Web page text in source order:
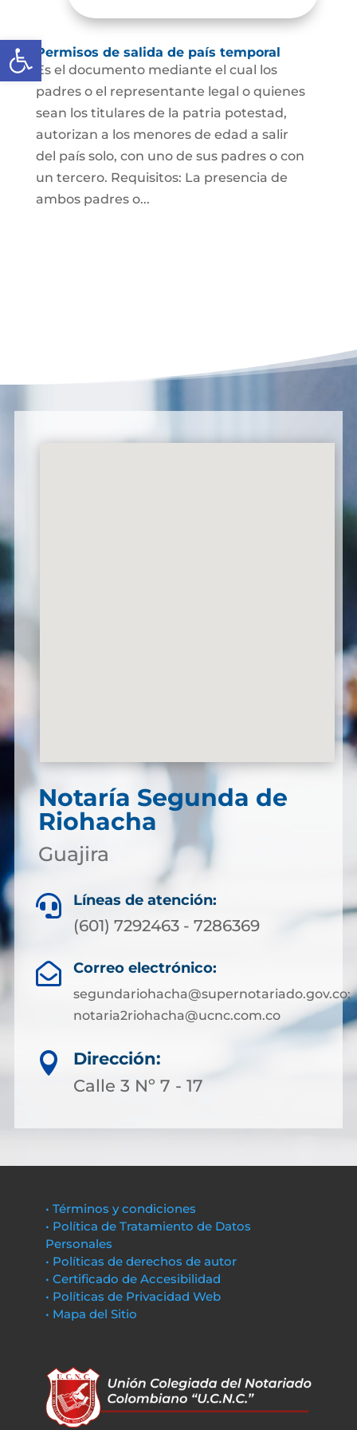
Abrir barra de herramientas
Permisos de salida de país temporal
Es el documento mediante el cual los
padres o el representante legal o quienes
sean los titulares de la patria potestad,
autorizan a los menores de edad a salir
del país solo, con uno de sus padres o con
un tercero. Requisitos: La presencia de
ambos padres o...
Notaría Segunda de
Riohacha
Guajira
 Líneas de atención:
(601) 7292463 - 7286369
 Correo electrónico:
segundariohacha@supernotariado.gov.co;
notaria2riohacha@ucnc.com.co

Dirección:
Calle 3 Nº 7 - 17
• Términos y condiciones
• Política de Tratamiento de Datos
Personales
• Políticas de derechos de autor
• Certificado de Accesibilidad
• Políticas de Privacidad Web
• Mapa del Sitio